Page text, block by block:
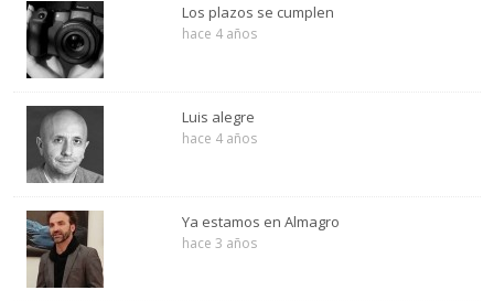
Los plazos se cumplen
hace 4 años
Luis alegre
hace 4 años
Ya estamos en Almagro
hace 3 años